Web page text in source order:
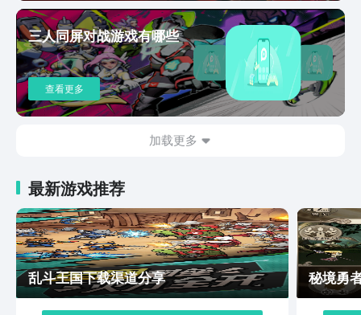
的战斗感受，游戏当中的战舰模型和武器的系统都有着非
常好的设计感，这样可以帮助大家去体验到最真实的现代
海战场景。那么在游戏当中战斗不仅仅是依靠火力和装
备，大家也要去进行策略的布局和指挥，这样可以通过不
同的战舰搭配和战术去产生不一样的战斗结果。游戏评
价：那么这款游戏通过不断的更新和优化，对于各种新的
武器装备和战舰的优化也可以给玩家提供了更多的战术选
择和战斗的乐趣，所以不管从他的游戏模式还是玩法都给
游戏，它有着非常逼真的战斗场面和还原度特别高的战舰
模型以及各种模式，还是有着非常大的吸引力的。所以不
管大家是喜欢策略还是喜欢各种战舰，相信在这款游戏当
希望大家都可以找到属于自己的乐趣和挑战。
三人同屏对战游戏有哪些
查看更多
加载更多
最新游戏推荐
乱斗王国下载渠道分享 秘境勇